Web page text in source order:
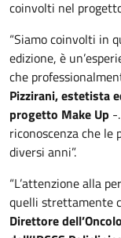
coinvolti nel
“Siamo coinvolti in
edizione, è
che
Pizzirani, estetista
progetto Make Up -
riconoscenza che le
diversi anni”.
“L’attenzione alla
quelli strettamente
Direttore